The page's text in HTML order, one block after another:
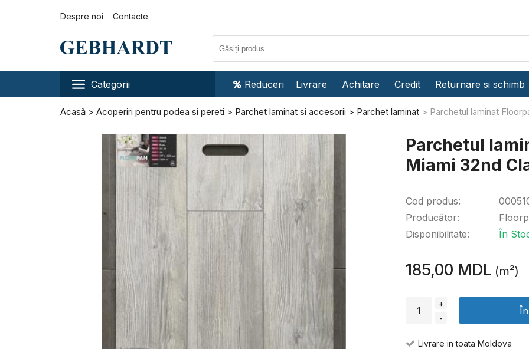
Despre noi Contacte
Categorii Reduceri Livrare Achitare Credit Returnare si schimb
Acasă Acoperiri pentru podea si pereti Parchet laminat si accesorii Parchet laminat Parchetul laminat
Parchetul
Miami 32nd
Cod produs:
Producător:
Disponibilitate:
În
185,00 MDL (m²)
+
-
Livrare in toata Moldova